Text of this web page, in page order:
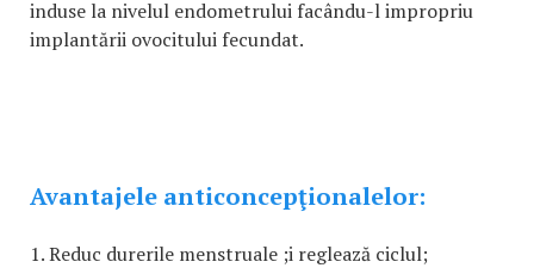
induse la nivelul endometrului facându-l impropriu
implantării ovocitului fecundat.
Avantajele anticoncepţionalelor:
1. Reduc durerile menstruale ;i reglează ciclul;